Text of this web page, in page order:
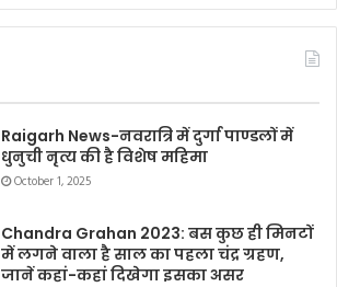
Raigarh News-नवरात्रि में दुर्गा पाण्डलों में
धुनुची नृत्य की है विशेष महिमा
October 1, 2025
Chandra Grahan 2023: बस कुछ ही मिनटों
में लगने वाला है साल का पहला चंद्र ग्रहण,
जानें कहां-कहां दिखेगा इसका असर